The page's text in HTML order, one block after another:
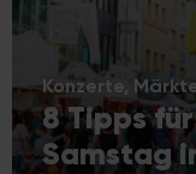
Konzerte,
8 Tipps
Samstag